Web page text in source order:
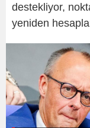
destekliyor,
yeniden